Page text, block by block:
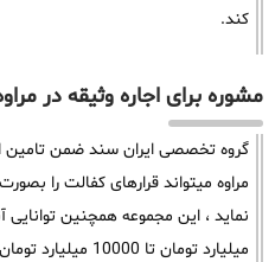
کند.
مشوره برای اجاره وثیقه در
گروه تخصصی ایران سند ضمن تامین
مراوه میتواند قرارهای کفالت را
میلیارد تومان تا